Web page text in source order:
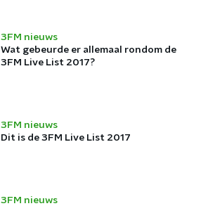
3FM nieuws
Wat gebeurde er allemaal rondom de
3FM Live List 2017?
3FM nieuws
Dit is de 3FM Live List 2017
3FM nieuws